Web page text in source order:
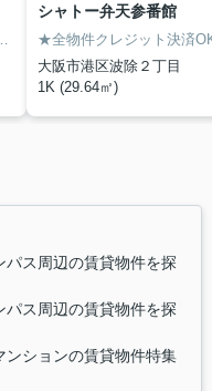
シャトー弁天参番館
大阪市港区波除２丁目
1K (29.64㎡)
パス周辺の賃貸物件を探
パス周辺の賃貸物件を探
ンションの賃貸物件特集